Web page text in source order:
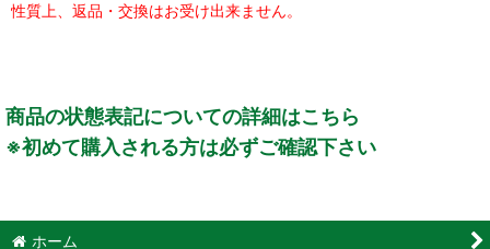
性質上、返品・交換はお受け出来ません。
商品の状態表記についての詳細はこちら
※初めて購入される方は必ずご確認下さい
ホーム